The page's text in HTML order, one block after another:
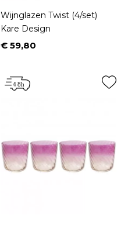
Wijnglazen Twist (4/set)
Kare Design
Prijs
€ 59,80